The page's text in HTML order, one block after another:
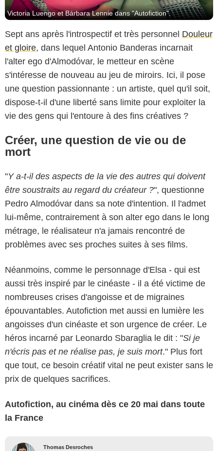
Victoria Luengo et Bárbara Lennie dans "Autofiction".
Sept ans après l'introspectif et très personnel Douleur
et gloire, dans lequel Antonio Banderas incarnait
l'alter ego d'Almodóvar, le metteur en scène
s'intéresse de nouveau au jeu de miroirs. Ici, il pose
une question passionnante : un artiste, quel qu'il soit,
dispose-t-il d'une liberté sans limite pour exploiter la
vie des gens qui l'entoure à des fins créatives ?
Créer, une question de vie ou de
mort
"Y a-t-il des aspects de la vie des autres qui doivent
être soustraits au regard du créateur ?", questionne
Pedro Almodóvar dans sa note d'intention. Il l'admet
lui-même, contrairement à son alter ego dans le long
métrage, le réalisateur n'a jamais rencontré de
problèmes avec ses proches suites à ses films.
Néanmoins, comme le personnage d'Elsa - qui est
aussi très inspiré par le cinéaste - il a été victime de
nombreuses crises d'angoisse et de migraines
épouvantables. Autofiction met aussi en lumière les
angoisses d'un cinéaste et son urgence de créer. Le
héros incarné par Leonardo Sbaraglia le dit : "Si je
n'écris pas et ne réalise pas, je suis mort." Plus fort
que tout, ce besoin créatif vital ne peut exister sans le
prix de quelques sacrifices.
Autofiction, au cinéma dès ce 20 mai dans toute
la France
Thomas Desroches